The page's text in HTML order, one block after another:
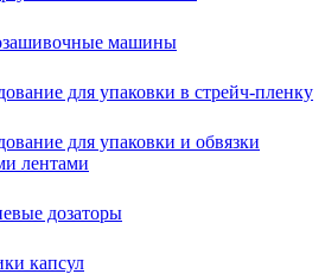
машины
для упаковки в стрейч-пленку
для упаковки и обвязки
лентами
дозаторы
капсул